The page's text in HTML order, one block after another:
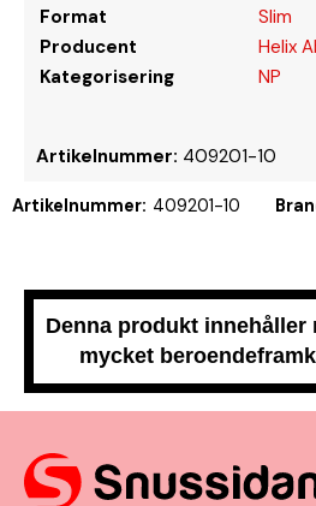
Format
Slim
Producent
Helix
Kategorisering
NP
Artikelnummer: 409201-10
Artikelnummer: 409201-10
Denna produkt
mycket